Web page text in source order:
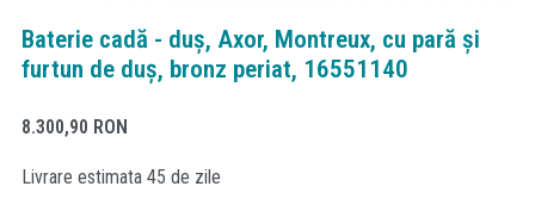
Baterie cadă - duș, Axor, Montreux, cu pară și
furtun de duș, bronz periat, 16551140
8.300,90 RON
Livrare estimata 45 de zile